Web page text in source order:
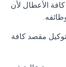
الأعطال لأن
مقصد كافة